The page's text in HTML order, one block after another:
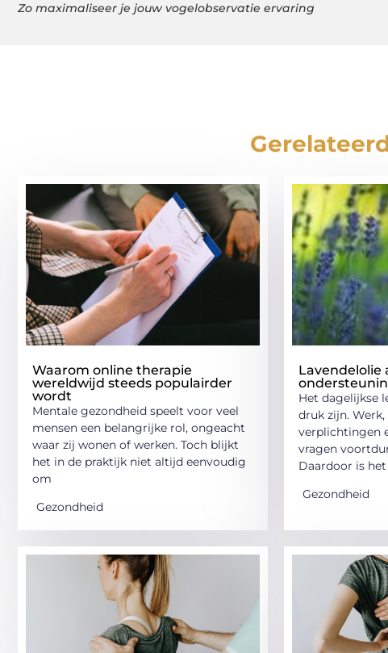
Zo maximaliseer je jouw vogelobservatie ervaring
Waarom online therapie
wereldwijd steeds populairder
wordt
Mentale gezondheid speelt voor veel
mensen een belangrijke rol, ongeacht
waar zij wonen of werken. Toch blijkt
het in de praktijk niet altijd eenvoudig
om
Gezondheid
Lavendelolie
Het dagelijkse
druk zijn. Werk,
verplichtingen
vragen
Daardoor is
Gezondheid